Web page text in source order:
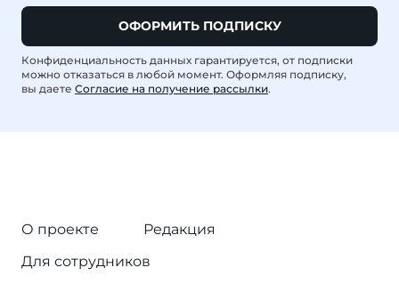
ОФОРМИТЬ ПОДПИСКУ
Конфиденциальность данных гарантируется, от подписки
можно отказаться в любой момент. Оформляя подписку,
вы даете Согласие на получение рассылки.
О проекте
Редакция
Для сотрудников